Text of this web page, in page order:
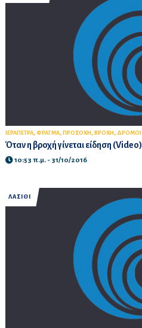
ΙΕΡΑΠΕΤΡΑ, ΦΡΑΓΜΑ, ΠΡΟΣΟΧΗ , ΒΡΟΧΗ , ΔΡΟΜΟΙ
Όταν η βροχή γίνεται είδηση (Video)
10:53 π.μ. - 31/10/2016
ΛΑΣΙΘΙ